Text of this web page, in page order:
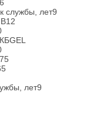
службы, лет9
12
GEL
лет9